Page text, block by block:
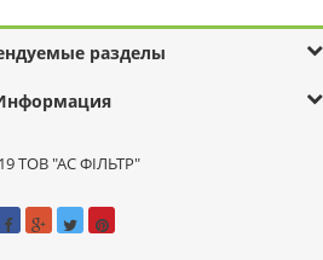
разделы
ТОВ "АС ФІЛЬТР"